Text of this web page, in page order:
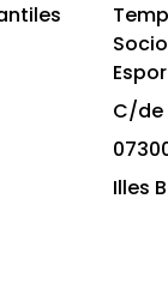
C/de
Illes